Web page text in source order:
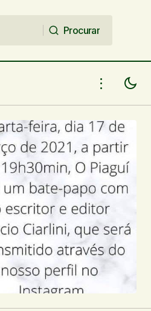
Procurar
lança edital do Siec 2021 para
projetos